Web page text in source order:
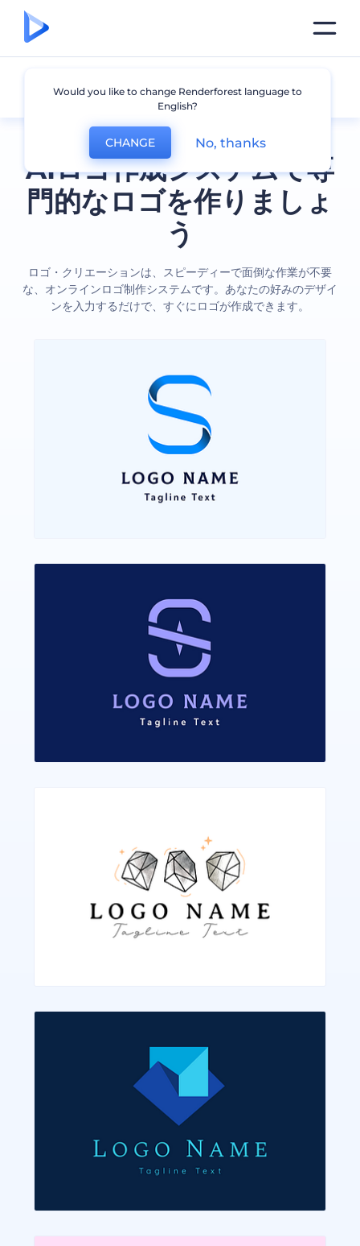
AIロゴ作成システムで専
門的なロゴを作りましょ
う
ロゴ・クリエーションは、スピーディーで面倒な作業が不要
な、オンラインロゴ制作システムです。あなたの好みのデザイ
ンを入力するだけで、すぐにロゴが作成できます。
全てのロゴ
Would you like to change Renderforest language to
English?
CHANGE No, thanks